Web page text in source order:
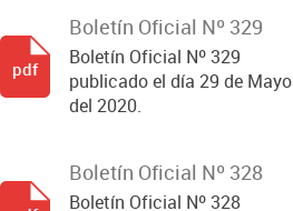
Boletín Oficial Nº 329
Boletín Oficial Nº 329
publicado el día 29 de Mayo
del 2020.
pdf
Boletín Oficial Nº 328
Boletín Oficial Nº 328